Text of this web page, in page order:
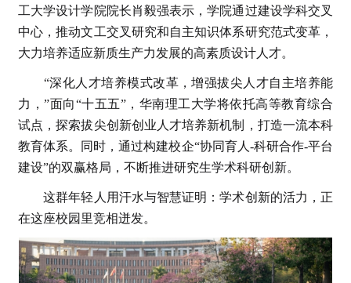
工大学设计学院院长肖毅强表示，学院通过建设学科交叉
中心，推动文工交叉研究和自主知识体系研究范式变革，
大力培养适应新质生产力发展的高素质设计人才。
“深化人才培养模式改革，增强拔尖人才自主培养能
力，”面向“十五五”，华南理工大学将依托高等教育综合
试点，探索拔尖创新创业人才培养新机制，打造一流本科
教育体系。同时，通过构建校企“协同育人-科研合作-平台
建设”的双赢格局，不断推进研究生学术科研创新。
这群年轻人用汗水与智慧证明：学术创新的活力，正
在这座校园里竞相迸发。